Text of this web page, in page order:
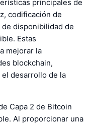
principales de
codificación de
disponibilidad de
Estas
mejorar la
blockchain,
el desarrollo de la
Capa 2 de Bitcoin
Al proporcionar una